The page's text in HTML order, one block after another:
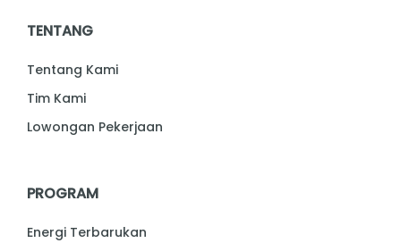
TENTANG
Tentang Kami
Tim Kami
Lowongan Pekerjaan
PROGRAM
Energi Terbarukan